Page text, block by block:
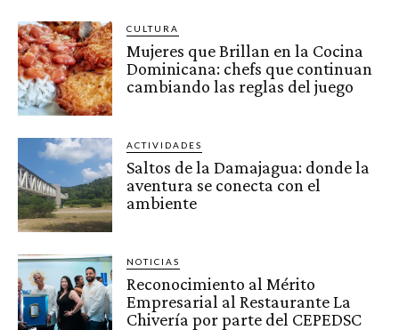
CULTURA
Mujeres que Brillan en la Cocina
Dominicana: chefs que continuan
cambiando las reglas del juego
ACTIVIDADES
Saltos de la Damajagua: donde la
aventura se conecta con el
ambiente
NOTICIAS
Reconocimiento al Mérito
Empresarial al Restaurante La
Chivería por parte del CEPEDSC